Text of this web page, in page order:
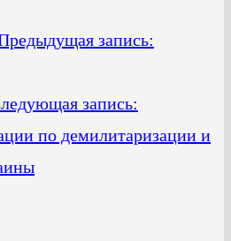
запись:
запись:
по демилитаризации и